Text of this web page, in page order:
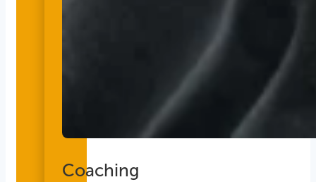
Coaching